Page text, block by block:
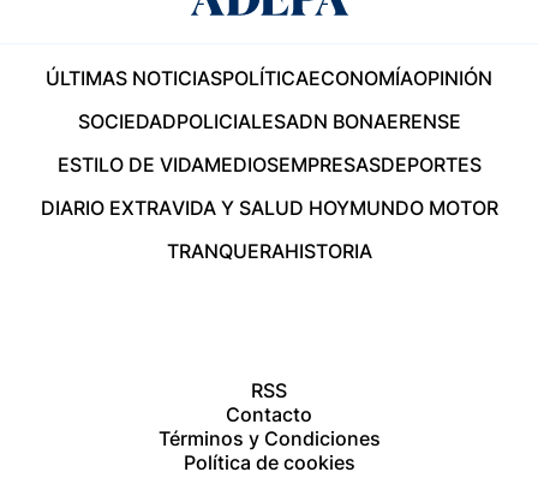
ÚLTIMAS NOTICIASPOLÍTICAECONOMÍAOPINIÓN
SOCIEDADPOLICIALESADN BONAERENSE
ESTILO DE VIDAMEDIOSEMPRESASDEPORTES
DIARIO EXTRAVIDA Y SALUD HOYMUNDO MOTOR
TRANQUERAHISTORIA
RSS
Contacto
Términos y Condiciones
Política de cookies